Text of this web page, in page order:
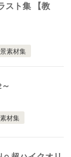
スト集 【教
素材集
材集